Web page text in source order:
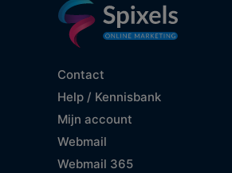
Contact
Help / Kennisbank
Mijn account
Webmail
Webmail 365